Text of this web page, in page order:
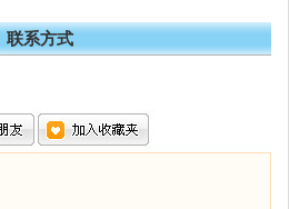
联系方式